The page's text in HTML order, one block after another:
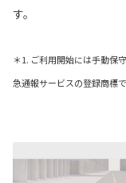
す。
＊1. ご利用開始には手動
急通報サービスの登録商標